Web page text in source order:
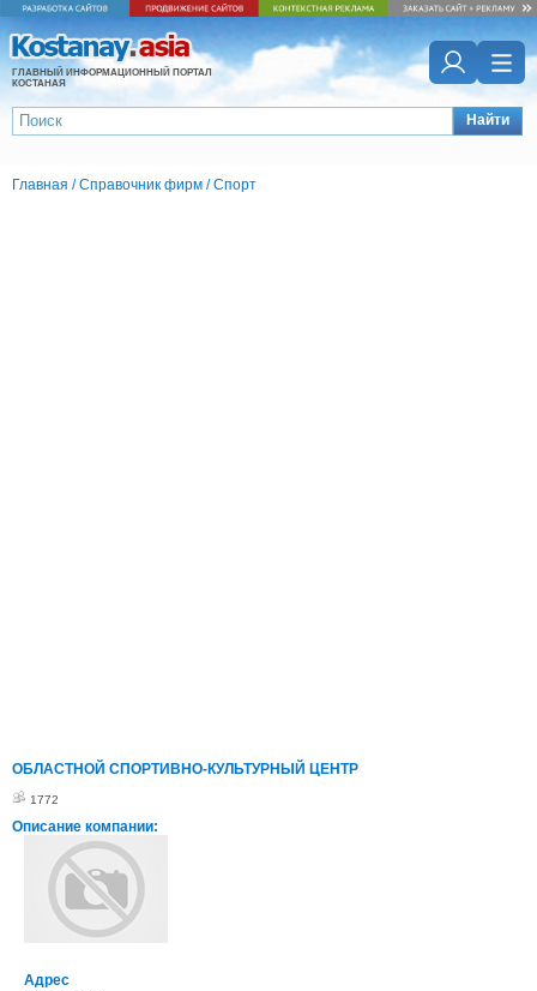
ГЛАВНЫЙ ИНФОРМАЦИОННЫЙ ПОРТАЛ
КОСТАНАЯ
Найти
Главная /Справочник фирм /Спорт
ОБЛАСТНОЙ СПОРТИВНО-КУЛЬТУРНЫЙ ЦЕНТР
1772
Описание компании:
Адрес